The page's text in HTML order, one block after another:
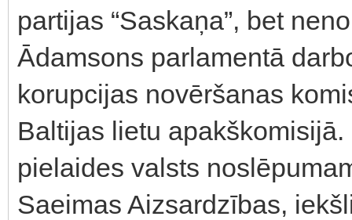
partijas “Saskaņa”, bet
Ādamsons parlamentā
korupcijas novēršanas
Baltijas lietu
pielaides valsts
Saeimas Aizsardzības,